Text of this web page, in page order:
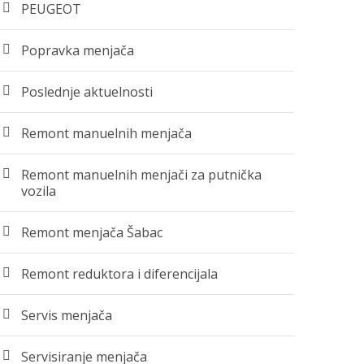
PEUGEOT
Popravka menjača
Poslednje aktuelnosti
Remont manuelnih menjača
Remont manuelnih menjači za putnička
vozila
Remont menjača Šabac
Remont reduktora i diferencijala
Servis menjača
Servisiranje menjača